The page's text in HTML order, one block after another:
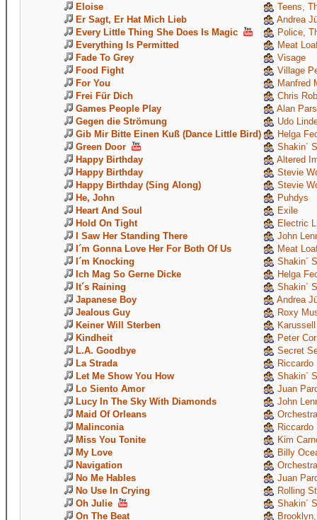
Eloise
Teens,
Er Sagt, Er Hat Mich Lieb
Andrea
Every Little Thing She Does Is Magic
Police,
Everything Is Permitted
Meat
Fade To Grey
Visage
Food Fight
Village
For You
Manfred
Frei Für Dich
Chris
Games People Play
Alan
Gegen die Strömung
Udo
Gib Mir Bitte Einen Kuß (Dance Little Bird)
Helga
Green Door
Shakin´
Happy Birthday
Altered
Happy Birthday
Stevie
Happy Birthday (Sing Along)
Stevie
He, John
Puhdys
Heart And Soul
Exile
Hold On Tight
Electric
I Saw Her Standing There
John
I´m Gonna Love Her For Both Of Us
Meat
I´m Knocking
Shakin´
Ich Mag So Gerne Dicke
Helga
It´s Raining
Shakin´
Japanese Boy
Andrea
Jealous Guy
Roxy
Keiner Will Sterben
Karussell
Kindheit
Peter
L.A. Goodbye
Secret
La Strada
Riccardo
Let Me Show You How
Shakin´
Lo Siento Amor
Juan
Lucy In The Sky With Diamonds
John
Maid Of Orleans
Malinconia
Riccardo
Miss You Tonite
Kim
My Love
Billy
Navigation
No Me Hables
Juan
No Use In Crying
Rolling
Oh Julie
Shakin´
On The Beat